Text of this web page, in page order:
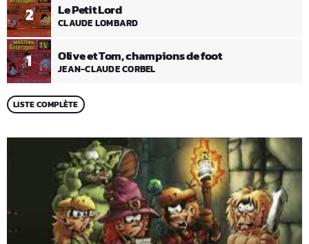
1 Olive et Tom, champions de foot
JEAN-CLAUDE CORBEL
2 Le Petit Lord
CLAUDE LOMBARD
LISTE COMPLÈTE